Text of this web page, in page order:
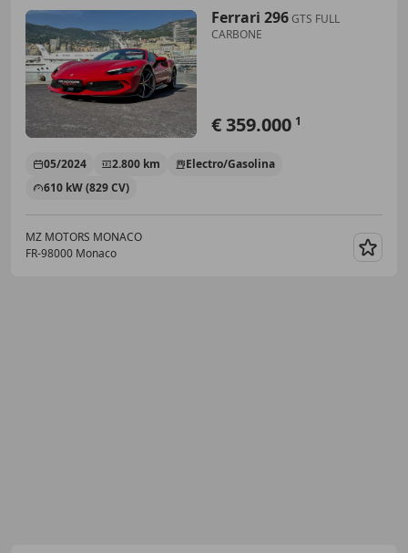
Ferrari 296GTS FULL
CARBONE
€ 359.000 1
05/2024 2.800 km
Electro/Gasolina
610 kW (829 CV)
MZ MOTORS MONACO
FR-98000 Monaco